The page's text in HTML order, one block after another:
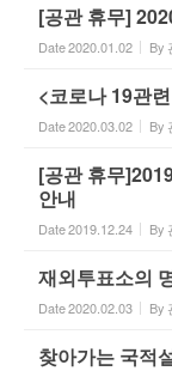
[공관 휴무]
Date2020.01.02 By
<코로나 19관
Date2020.03.02 By
[공관 휴무
안내
Date2019.12.24 By
재외투표소의
Date2020.02.03 By
찾아가는 국적